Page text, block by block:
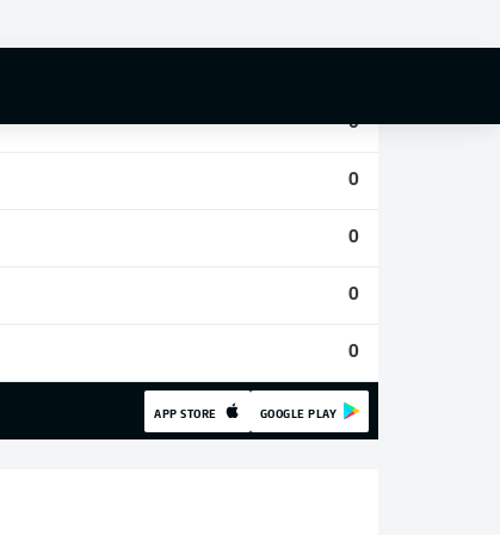
0
0
0
0
0
APP STORE GOOGLE PLAY